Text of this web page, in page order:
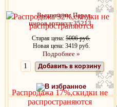
Распродажа 32%,скидки не
распространяются
Старая цена: 5006 руб.
Новая цена: 3419 руб.
Подробнее »
Добавить в корзину
В избранное
Распродажа 17%,скидки не
распространяются